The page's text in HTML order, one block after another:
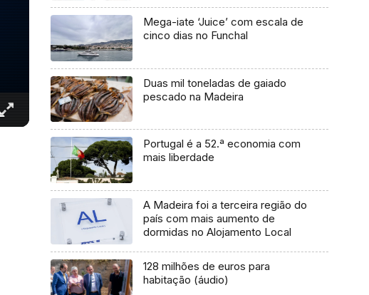
Mega-iate ‘Juice’ com escala de
cinco dias no Funchal
Duas mil toneladas de gaiado
pescado na Madeira
Portugal é a 52.ª economia com
mais liberdade
A Madeira foi a terceira região do
país com mais aumento de
dormidas no Alojamento Local
128 milhões de euros para
habitação (áudio)